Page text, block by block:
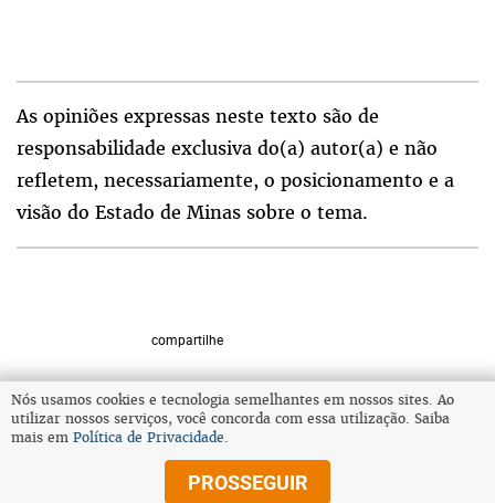
As opiniões expressas neste texto são de
responsabilidade exclusiva do(a) autor(a) e não
refletem, necessariamente, o posicionamento e a
visão do Estado de Minas sobre o tema.
compartilhe
VOLTAR AO TOPO
© Copyright 2026 Diários Associados
Nós usamos cookies e tecnologia semelhantes em nossos sites. Ao
utilizar nossos serviços, você concorda com essa utilização. Saiba
mais em Política de Privacidade.
PROSSEGUIR